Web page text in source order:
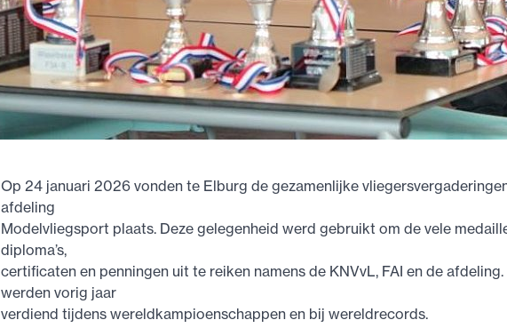
Op 24 januari 2026 vonden te Elburg de gezamenlijke
afdeling
Modelvliegsport plaats. Deze gelegenheid werd gebruikt om de vele
diploma’s,
certificaten en penningen uit te reiken namens de KNVvL, FAI en de afdeling.
werden vorig jaar
verdiend tijdens wereldkampioenschappen en bij wereldrecords.